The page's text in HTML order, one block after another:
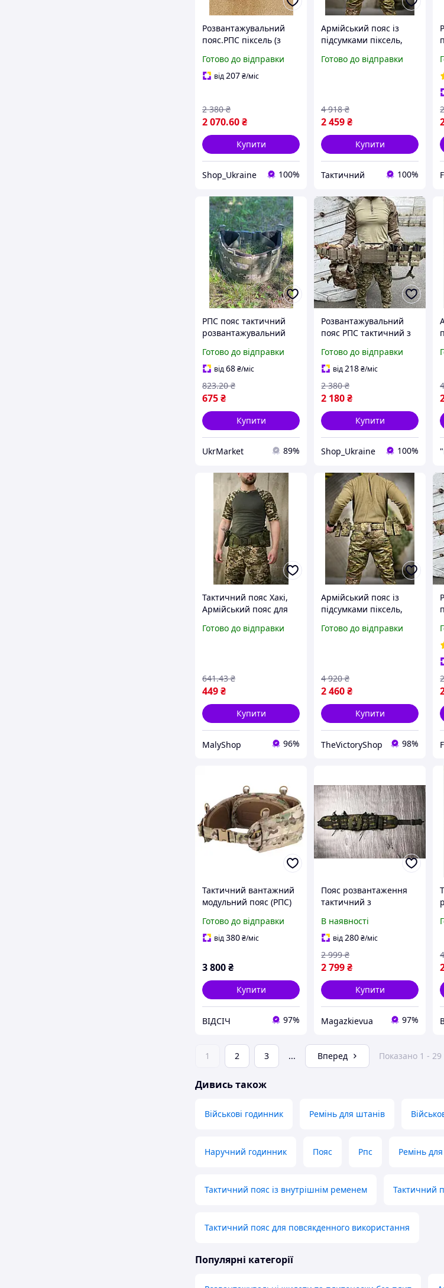
Розвантажувальний
пояс.РПС піксель (з
армійський пояс для
ЗСУ. Тактичний жилет
Готово до відправки
від 207₴/міс
2 070.60₴
2 380 ₴
Купити
Shop_Ukraine 100%
Армійський пояс із
підсумками піксель,
пояс РПС, тактичний
Готово до відправки
2 459₴
4 918 ₴
Купити
Тактичний 100%
РПС пояс тактичний
розвантажувальний
системою кріплення
MOLLE спорядження
військове
Готово до відправки
від68₴/міс
675₴
823.20 ₴
Купити
UkrMarket 89%
Розвантажувальний
пояс РПС тактичний з
армійський жилет для
ЗСУ Рпс мультикам на 8
підсумків
Готово до відправки
від218₴/міс
2 180₴
2 380 ₴
Купити
Shop_Ukraine 100%
Тактичний пояс Хакі,
Армійський пояс для
Розвантажувальний
Готово до відправки
449₴
641.43 ₴
Купити
MalyShop 96%
Армійський пояс із
підсумками піксель,
пояс РПС, тактичний
Готово до відправки
2 460₴
4 920 ₴
Купити
TheVictoryShop 98%
Тактичний вантажний
модульний пояс (РПС)
(АТАКА) армійський
бойовий пояс MOLLE
Готово до відправки
від380₴/міс
3 800₴
Купити
ВІДСІЧ 97%
Пояс розвантаження
тактичний з
функціональний
якісний камуфляж
В наявності
від280₴/міс
2 799₴
2 999 ₴
Купити
Magazkievua 97%
1 2 3 ... Вперед Показано 1 - 29
Дивись також
Військові годинник Ремінь для штанів
Наручний годинник Пояс Рпс Ремінь для
Тактичний пояс із внутрішнім ременем Тактичний
Тактичний пояс для повсякденного використання
Популярні категорії